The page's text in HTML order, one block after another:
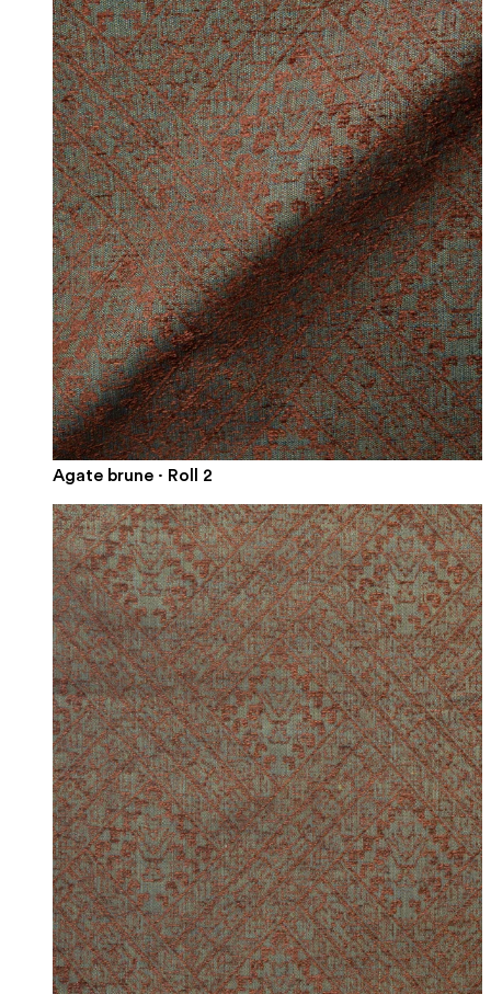
Agate brune · Roll 2